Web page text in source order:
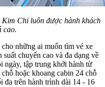
Chi luôn được hành khách
cao.
những ai muốn tìm vé xe
chuyến cao và đa dạng về
ngày, tập trung khởi hành từ
hoặc khoang cabin 24 chỗ
đa trên hành trình dài 14 - 16